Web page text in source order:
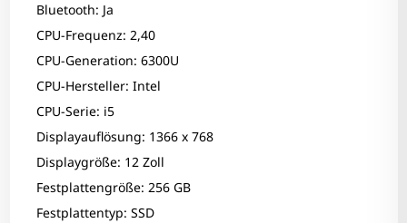
Bluetooth: Ja
CPU-Frequenz: 2,40
CPU-Generation: 6300U
CPU-Hersteller: Intel
CPU-Serie: i5
Displayauflösung: 1366 x 768
Displaygröße: 12 Zoll
Festplattengröße: 256 GB
Festplattentyp: SSD